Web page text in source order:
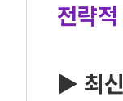
전략
▶ 최